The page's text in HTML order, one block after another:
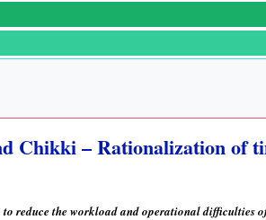
Chikki – Rationalization of
reduce the workload and operational difficulties